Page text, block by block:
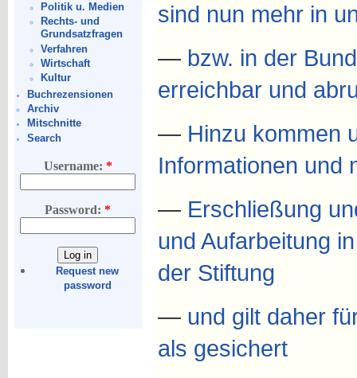
Politik u. Medien
Rechts- und
Grundsatzfragen
Verfahren
Wirtschaft
Kultur
Buchrezensionen
Archiv
Mitschnitte
Search
Username: *
Password:*
Request new
password
sind nun mehr in
— bzw. in der
erreichbar und
— Hinzu kommen
Informationen und
— Erschließung
und Aufarbeitung
der Stiftung
— und gilt daher
als gesichert